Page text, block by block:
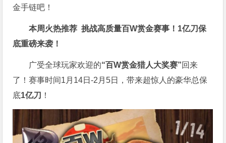
金手链吧！
本周火热推荐挑战高质量百W赏金赛事！1亿刀保
底重磅来袭！
广受全球玩家欢迎的“百W赏金猎人大奖赛”回来
了！赛事时间1月14日-2月5日，带来超惊人的豪华总保
底1亿刀 ！